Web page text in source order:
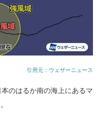
引用元：ウェザーニュース
のはるか南の海上にあるマ